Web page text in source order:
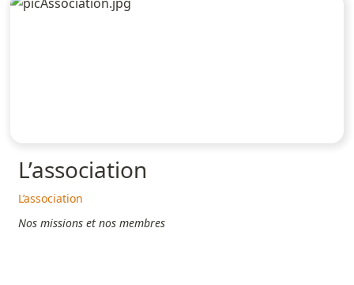
L’association
L’association
Nos missions et nos membres